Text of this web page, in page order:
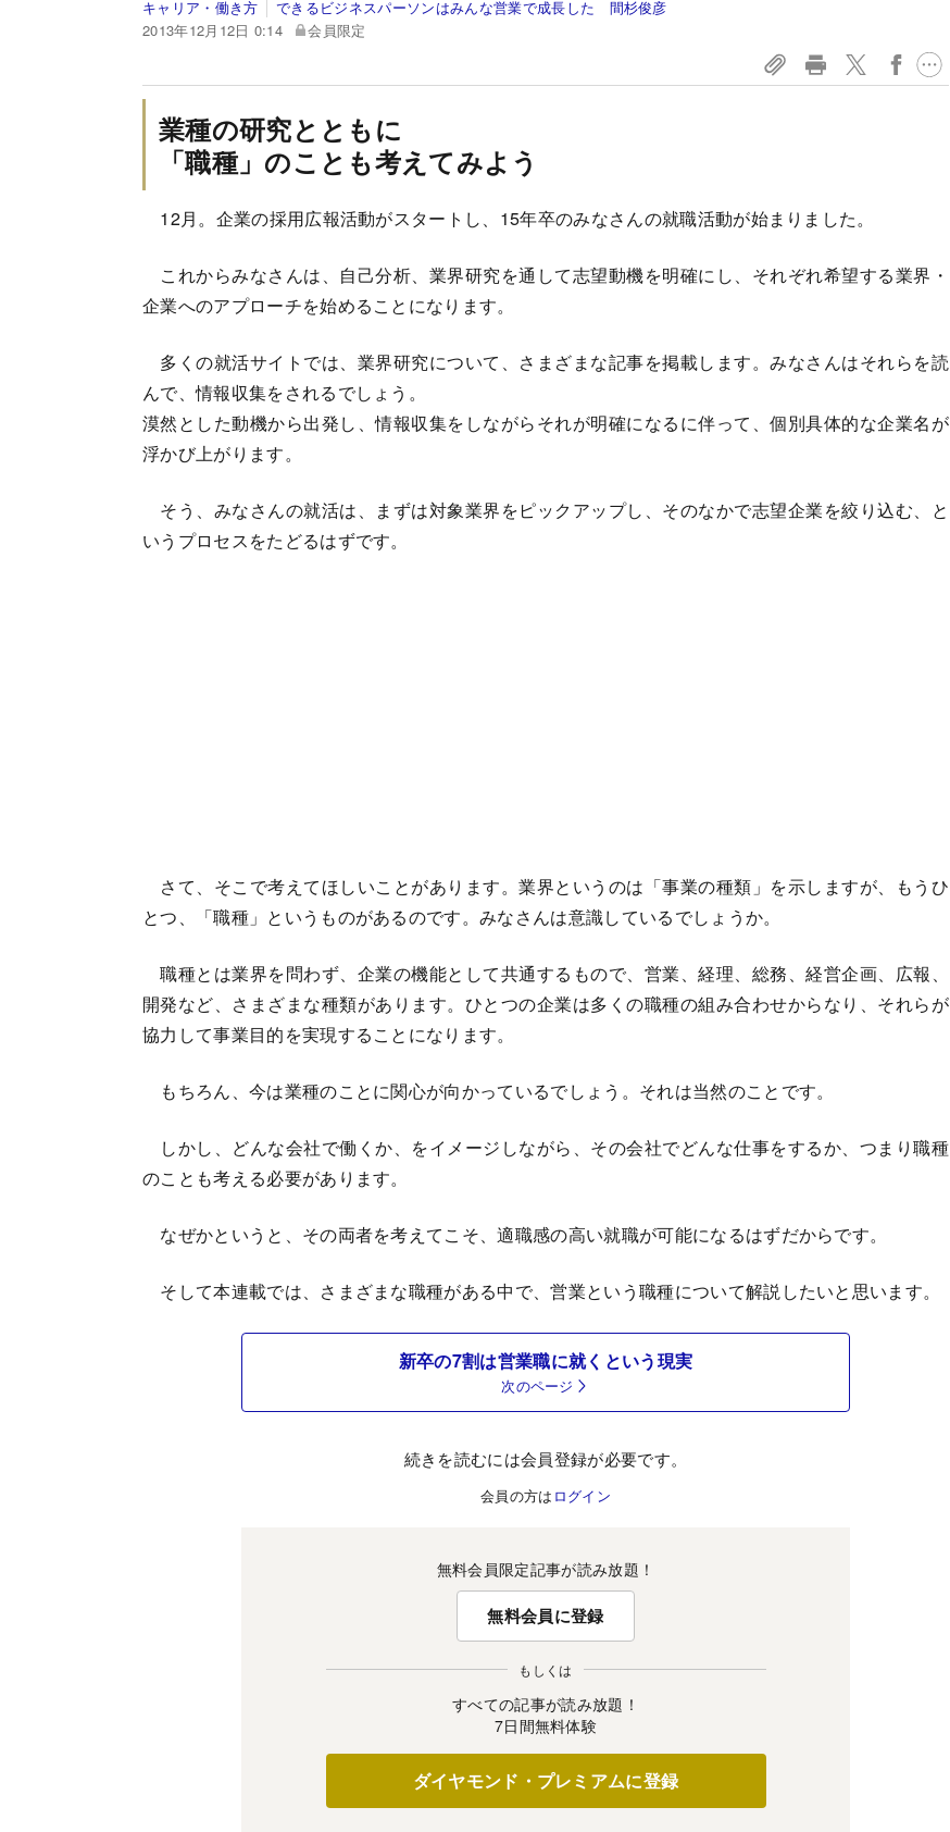
キャリア・働き方
できるビジネスパーソンはみんな営業で成長した 間杉俊彦
2013年12月12日 0:14
会員限定
業種の研究とともに
「職種」のことも考えてみよう
12月。企業の採用広報活動がスタートし、15年卒のみなさんの就職活動が始まりました。
これからみなさんは、自己分析、業界研究を通して志望動機を明確にし、それぞれ希望する業界・
企業へのアプローチを始めることになります。
多くの就活サイトでは、業界研究について、さまざまな記事を掲載します。みなさんはそれらを読
んで、情報収集をされるでしょう。
漠然とした動機から出発し、情報収集をしながらそれが明確になるに伴って、個別具体的な企業名が
浮かび上がります。
そう、みなさんの就活は、まずは対象業界をピックアップし、そのなかで志望企業を絞り込む、と
いうプロセスをたどるはずです。
さて、そこで考えてほしいことがあります。業界というのは「事業の種類」を示しますが、もうひ
とつ、「職種」というものがあるのです。みなさんは意識しているでしょうか。
職種とは業界を問わず、企業の機能として共通するもので、営業、経理、総務、経営企画、広報、
開発など、さまざまな種類があります。ひとつの企業は多くの職種の組み合わせからなり、それらが
協力して事業目的を実現することになります。
もちろん、今は業種のことに関心が向かっているでしょう。それは当然のことです。
しかし、どんな会社で働くか、をイメージしながら、その会社でどんな仕事をするか、つまり職種
のことも考える必要があります。
なぜかというと、その両者を考えてこそ、適職感の高い就職が可能になるはずだからです。
そして本連載では、さまざまな職種がある中で、営業という職種について解説したいと思います。
新卒の7割は営業職に就くという現実
次のページ
続きを読むには会員登録が必要です。
会員の方は ログイン
無料会員限定記事が読み放題！
無料会員に登録
もしくは
すべての記事が読み放題！
7日間無料体験
ダイヤモンド・プレミアムに登録